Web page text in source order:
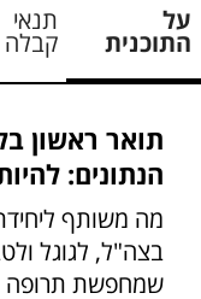
על
התוכנית
תנאי
קבלה
תואר ראשון
הנתונים:
בצה"ל, לגוגל
שמחפשת תרופה